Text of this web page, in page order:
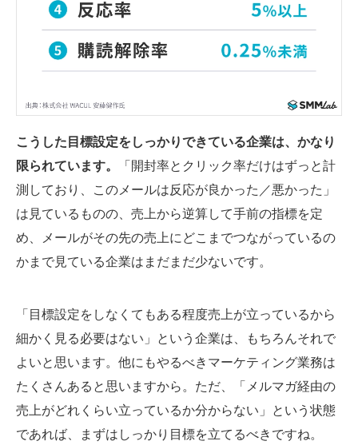
こうした目標設定をしっかりできている企業は、かなり
限られています。
「開封率とクリック率だけはずっと計
測しており、このメールは反応が良かった／悪かった」
は見ているものの、売上から逆算して手前の指標を定
め、メールがその先の売上にどこまでつながっているの
かまで見ている企業はまだまだ少ないです。
「目標設定をしなくてもある程度売上が立っているから
細かく見る必要はない」という企業は、もちろんそれで
よいと思います。他にもやるべきマーケティング業務は
たくさんあると思いますから。ただ、「メルマガ経由の
売上がどれくらい立っているか分からない」という状態
であれば、まずはしっかり目標を立てるべきですね。